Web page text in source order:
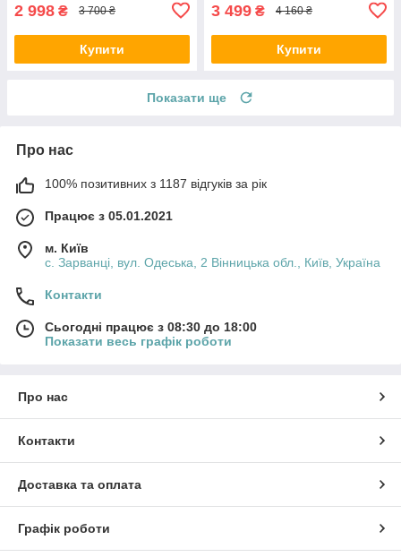
2 998 ₴ 3 700 ₴
Купити
3 499 ₴ 4 160 ₴
Купити
Показати ще
Про нас
100% позитивних з 1187 відгуків за рік
Працює з 05.01.2021
м. Київ
с. Зарванці, вул. Одеська, 2 Вінницька обл., Київ, Україна
Контакти
Сьогодні працює з 08:30 до 18:00
Показати весь графік роботи
Про нас
Контакти
Доставка та оплата
Графік роботи